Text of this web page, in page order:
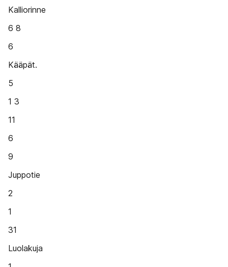
Kalliorinne
6 8
6
Kääpät.
5
1 3
11
6
9
Juppotie
2
1
31
Luolakuja